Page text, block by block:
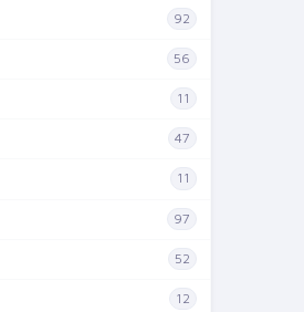
92
56
11
47
11
97
52
12